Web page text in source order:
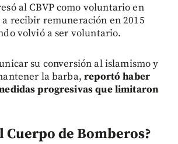
al CBVP como voluntario en
a recibir remuneración en 2015
volvió a ser voluntario.
su conversión al islamismo y
la barba,reportó haber
progresivas que limitaron
Cuerpo de Bomberos?